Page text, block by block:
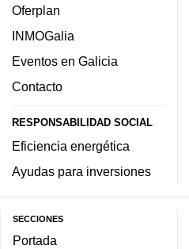
Oferplan
INMOGalia
Eventos en Galicia
Contacto
RESPONSABILIDAD SOCIAL
Eficiencia energética
Ayudas para inversiones
SECCIONES
Portada